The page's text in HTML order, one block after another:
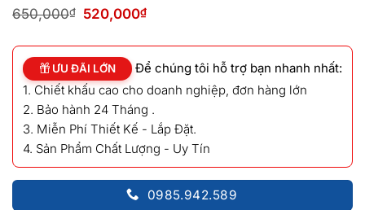
650,000₫
Giá
650,000₫.
520,000₫Giá
520,000₫.
ƯU ĐÃI LỚN
Để chúng tôi hỗ trợ bạn nhanh nhất:
1. Chiết khấu cao cho doanh nghiệp, đơn hàng lớn
2. Bảo hành 24 Tháng .
3. Miễn Phí Thiết Kế - Lắp Đặt.
4. Sản Phẩm Chất Lượng - Uy Tín
0985.942.589